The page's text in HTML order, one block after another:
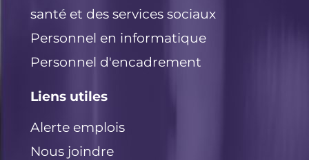
santé et des services sociaux
Personnel en informatique
Personnel d'encadrement
Liens utiles
Alerte emplois
Nous joindre